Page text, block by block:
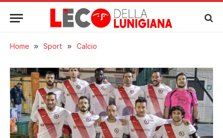
Home » Sport » Calcio